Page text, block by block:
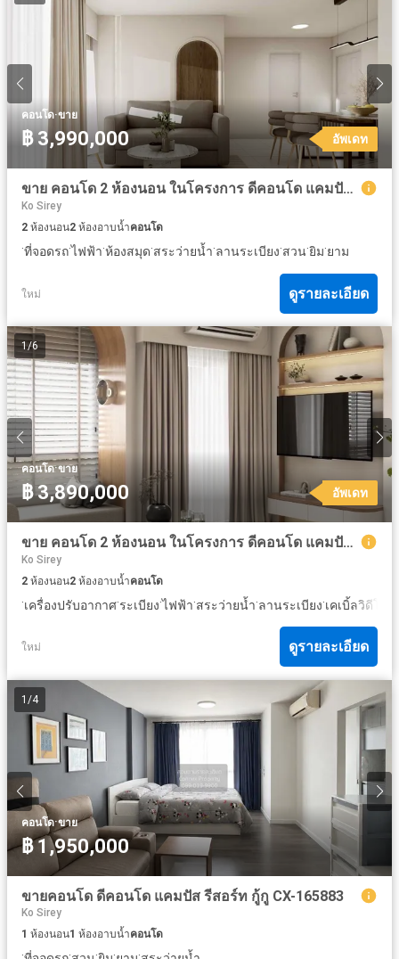
คอนโด·ขาย
฿ 3,990,000 อัพเดท
ขาย คอนโด 2 ห้องนอน ในโครงการ ดีคอนโด แคมปัส รีสอร์ท กู้กู ภูเก็ต
Ko Sirey
2 ห้องนอน2 ห้องอาบน้ำคอนโด
·ที่จอดรถ·ไฟฟ้า·ห้องสมุด·สระว่ายน้ำ·ลานระเบียง·สวน·ยิม·ยาม
ใหม่ ดูรายละเอียด
1/6
คอนโด·ขาย
฿ 3,890,000 อัพเดท
ขาย คอนโด 2 ห้องนอน ในโครงการ ดีคอนโด แคมปัส รีสอร์ท กู้กู ภูเก็ต
Ko Sirey
2 ห้องนอน2 ห้องอาบน้ำคอนโด
·เครื่องปรับอากาศ·ระเบียง·ไฟฟ้า·สระว่ายน้ำ·ลานระเบียง·เคเบิ้ลวิดีโอ
ใหม่ ดูรายละเอียด
1 /4
คอนโด·ขาย
฿ 1,950,000
ขายคอนโด ดีคอนโด แคมปัส รีสอร์ท กู้กู CX-165883
Ko Sirey
1 ห้องนอน1 ห้องอาบน้ำคอนโด
· · · · ·